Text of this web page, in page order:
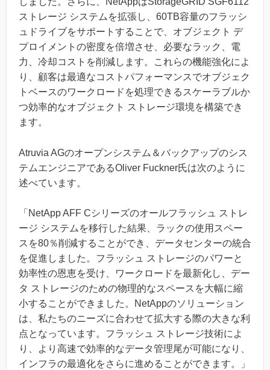
ストレージ システムを拡張し、60TB容量のフラッシ
ュドライブをサポートすることで、オブジェクト デ
プロイメントの密度を倍増させ、必要なラック、電
力、冷却コストを削減します。これらの機能強化によ
り、顧客は最適なコストパフォーマンスでオブジェク
トベースのワークロードを処理できるスケーラブルか
つ効率的なオブジェクト ストレージ環境を構築でき
ます。
Atruvia AGのオープンシステム＆バックアップのシス
テムエンジニアであるOliver Fuckner氏は次のように
述べています。
「NetApp AFF Cシリーズのオールフラッシュ ストレ
ージ システムを移行した結果、ラックの使用スペー
スを80％削減することができ、データセンターの統合
を促進しました。フラッシュ ストレージのパワーと
効率性の恩恵を受け、ワークロードを最新化し、デー
タ ストレージのための物理的なスペースを大幅に縮
小することができました。NetAppのソリューション
は、私たちのニーズに合わせて拡大する際の大きな利
点となっています。フラッシュ ストレージ技術によ
り、より高速で効率的なデータ管理尾が可能になり、
インフラの最適化をさらに進めることができます。」